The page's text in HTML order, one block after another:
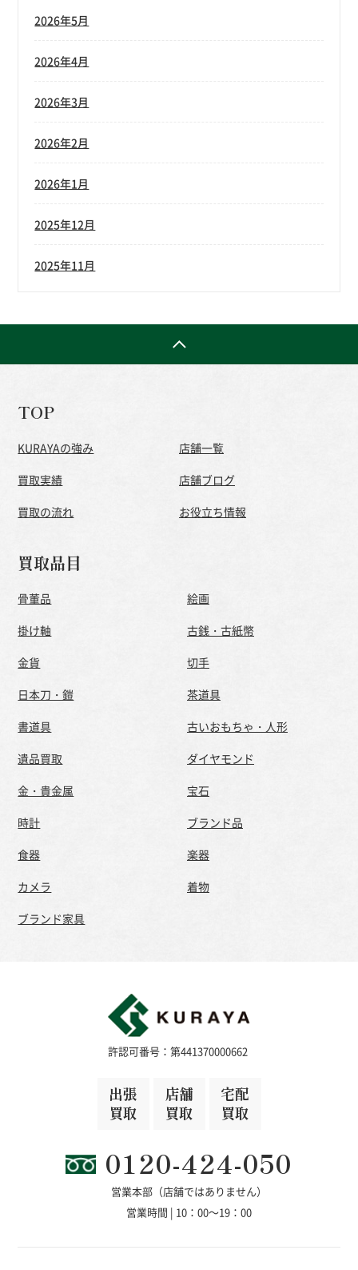
2026年5月
2026年4月
2026年3月
2026年2月
2026年1月
2025年12月
2025年11月
TOP
KURAYAの強み
買取実績
買取の流れ
店舗一覧
店舗ブログ
お役立ち情報
買取品目
骨董品
絵画
掛け軸
古銭・古紙幣
金貨
切手
日本刀・鎧
茶道具
書道具
古いおもちゃ・人形
遺品買取
ダイヤモンド
金・貴金属
宝石
時計
ブランド品
食器
楽器
カメラ
着物
ブランド家具
許認可番号：第441370000662
出張
買取
店舗
買取
宅配
買取
0120-424-050
営業本部（店舗ではありません）
営業時間 | 10：00～19：00